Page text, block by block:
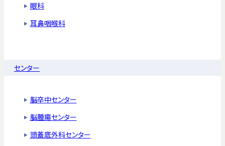
眼科
耳鼻咽喉科
センター
脳卒中センター
脳腫瘍センター
頭蓋底外科センター